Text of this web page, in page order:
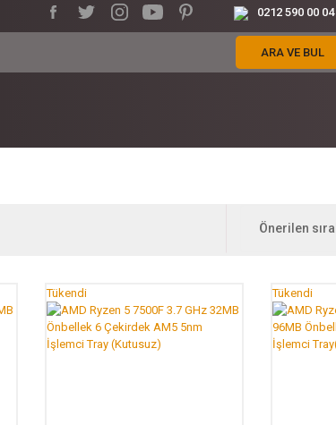
0212 590 00 04
ARA VE BUL
Tükendi Tükendi